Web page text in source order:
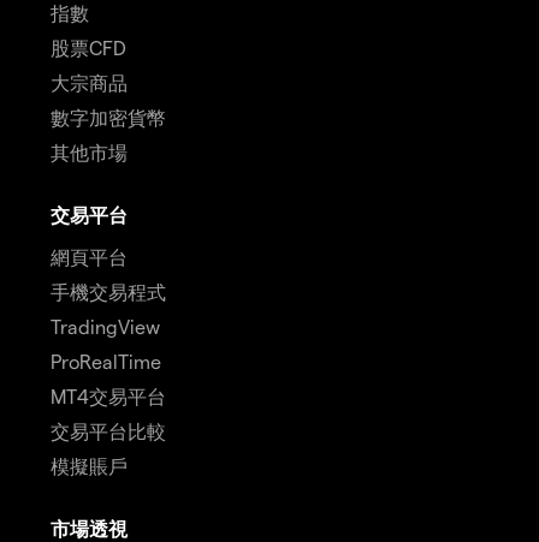
指數
股票CFD
大宗商品
數字加密貨幣
其他市場
交易平台
網頁平台
手機交易程式
TradingView
ProRealTime
MT4交易平台
交易平台比較
模擬賬戶
市場透視